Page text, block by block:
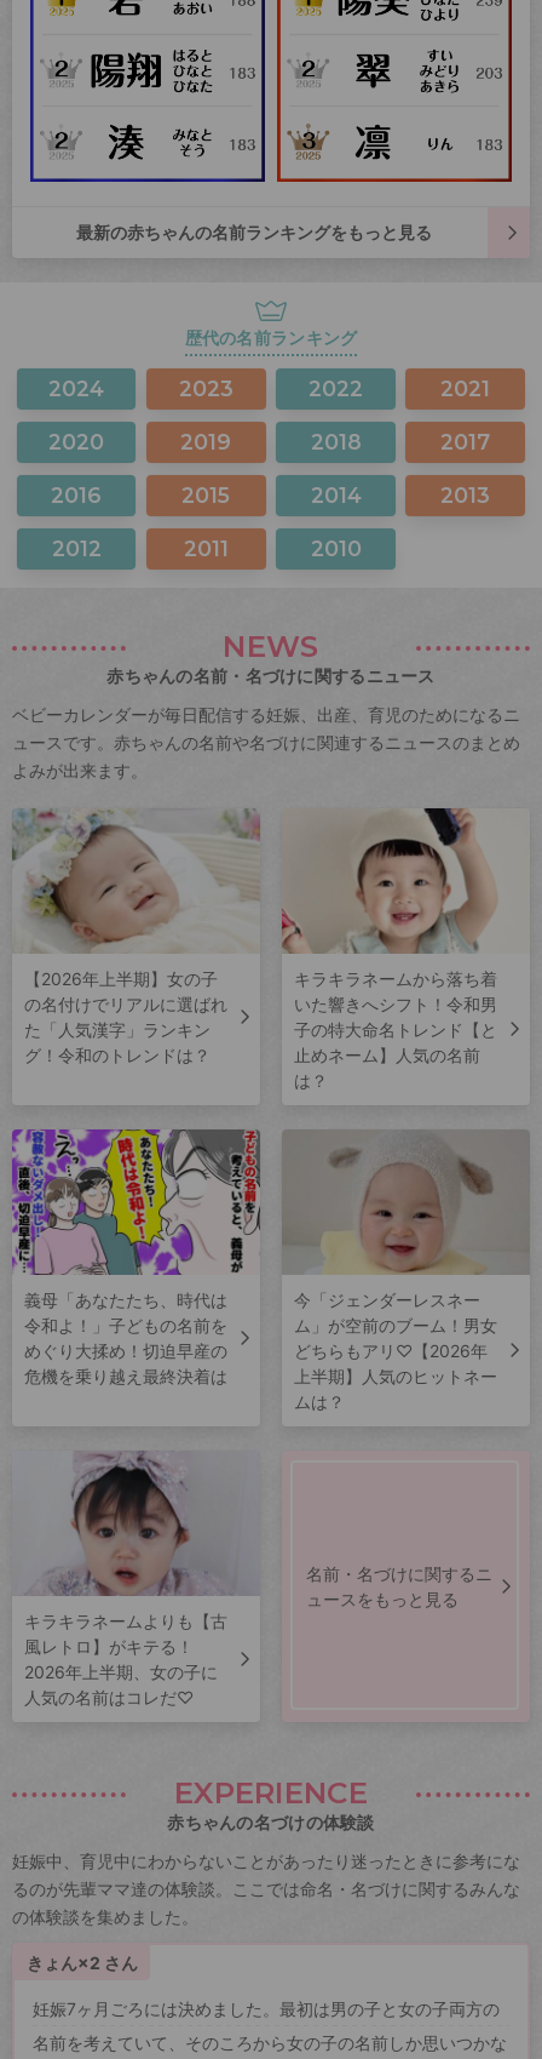
最新の赤ちゃんの名前ランキングをもっと見る
歴代の名前ランキング
2024 2023 2022 2021
2020 2019 2018 2017
2016 2015 2014 2013
2012 2011 2010
NEWS
赤ちゃんの名前・名づけに関するニュース
ベビーカレンダーが毎日配信する妊娠、出産、育児のためになるニ
ュースです。赤ちゃんの名前や名づけに関連するニュースのまとめ
よみが出来ます。
【2026年上半期】女の子
の名付けでリアルに選ばれ
た「人気漢字」ランキン
グ！令和のトレンドは？
キラキラネームから落ち着
いた響きへシフト！令和男
子の特大命名トレンド【と
止めネーム】人気の名前
は？
義母「あなたたち、時代は
令和よ！」子どもの名前を
めぐり大揉め！切迫早産の
危機を乗り越え最終決着は
今「ジェンダーレスネー
ム」が空前のブーム！男女
どちらもアリ♡【2026年
上半期】人気のヒットネー
ムは？
キラキラネームよりも【古
風レトロ】がキテる！
2026年上半期、女の子に
人気の名前はコレだ♡
名前・名づけに関するニ
ュースをもっと見る
EXPERIENCE
赤ちゃんの名づけの体験談
妊娠中、育児中にわからないことがあったり迷ったときに参考にな
るのが先輩ママ達の体験談。ここでは命名・名づけに関するみんな
の体験談を集めました。
きょん×2 さん
妊娠7ヶ月ごろには決めました。最初は男の子と女の子両方の
名前を考えていて、そのころから女の子の名前しか思いつかな